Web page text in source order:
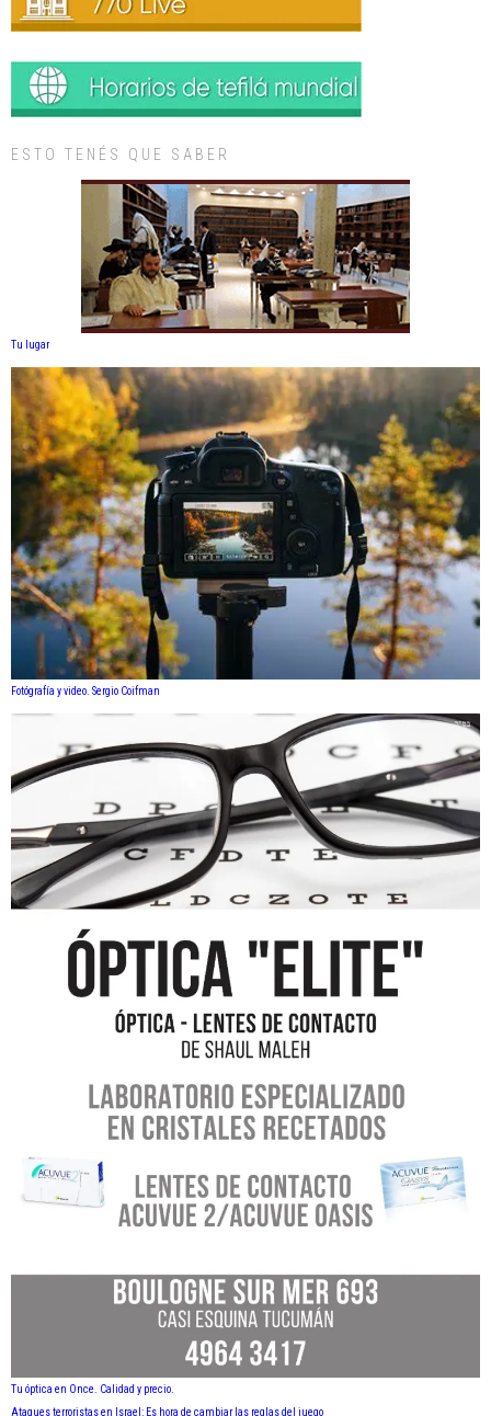
ESTO TENÉS QUE SABER
Tu lugar
Fotógrafía y video. Sergio Coifman
Tu óptica en Once. Calidad y precio.
Ataques terroristas en Israel: Es hora de cambiar las reglas del juego